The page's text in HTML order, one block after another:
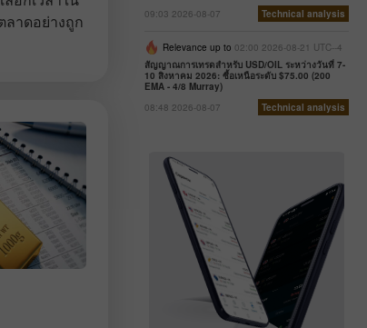
าดอย่างถูก
09:03 2026-08-07
Technical analysis
Relevance up to 02:00 2026-08-21 UTC--4
สัญญาณการเทรดสำหรับ USD/OIL ระหว่างวันที่ 7-
10 สิงหาคม 2026: ซื้อเหนือระดับ $75.00 (200
EMA - 4/8 Murray)
08:48 2026-08-07
Technical analysis